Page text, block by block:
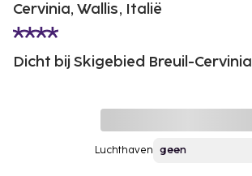
Cervinia, Wallis, Italië
Dicht bij Skigebied Breuil-Cervinia
Luchthaven